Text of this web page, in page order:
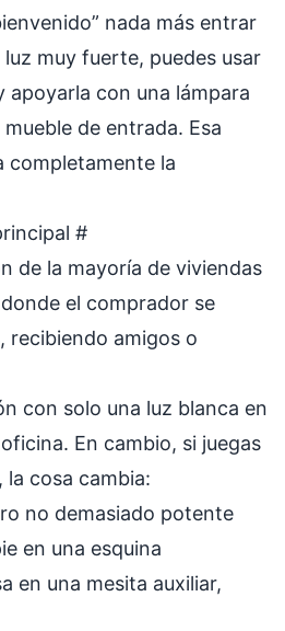
nada más entrar
muy fuerte, puedes usar
apoyarla con una lámpara
de entrada. Esa
completamente la
#
de la mayoría de viviendas
el comprador se
recibiendo amigos o
con solo una luz blanca en
En cambio, si juegas
la cosa cambia:
no demasiado potente
en una esquina
en una mesita auxiliar,